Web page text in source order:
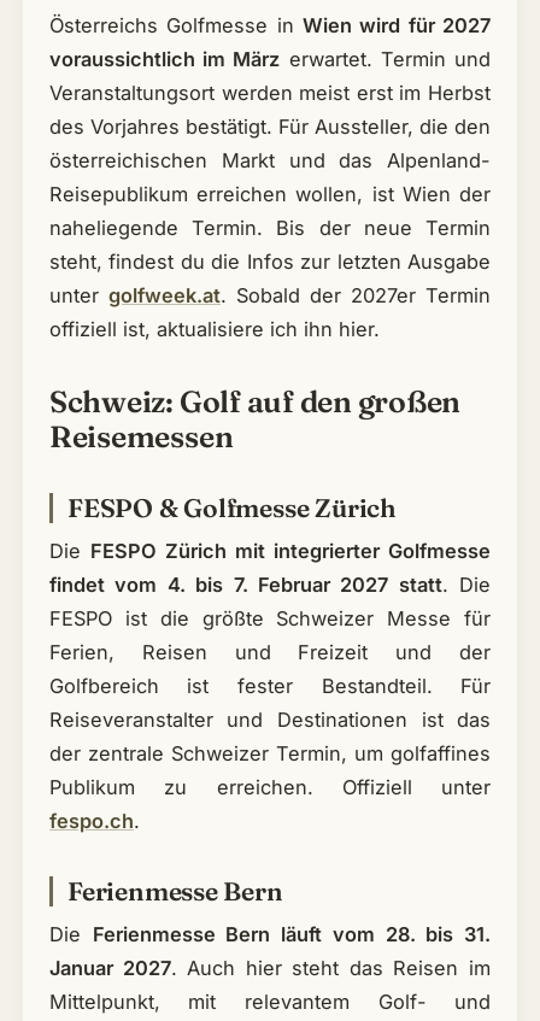
Österreichs Golfmesse in Wien wird für 2027
voraussichtlich im März erwartet. Termin und
Veranstaltungsort werden meist erst im Herbst
des Vorjahres bestätigt. Für Aussteller, die den
österreichischen Markt und das Alpenland-
Reisepublikum erreichen wollen, ist Wien der
naheliegende Termin. Bis der neue Termin
steht, findest du die Infos zur letzten Ausgabe
unter golfweek.at. Sobald der 2027er Termin
offiziell ist, aktualisiere ich ihn hier.
Schweiz: Golf auf den großen
Reisemessen
FESPO & Golfmesse Zürich
Die FESPO Zürich mit integrierter Golfmesse
findet vom 4. bis 7. Februar 2027 statt. Die
FESPO ist die größte Schweizer Messe für
Ferien, Reisen und Freizeit und der
Golfbereich ist fester Bestandteil. Für
Reiseveranstalter und Destinationen ist das
der zentrale Schweizer Termin, um golfaffines
Publikum zu erreichen. Offiziell unter
fespo.ch.
Ferienmesse Bern
Die Ferienmesse Bern läuft vom 28. bis 31.
Januar 2027. Auch hier steht das Reisen im
Mittelpunkt, mit relevantem Golf- und